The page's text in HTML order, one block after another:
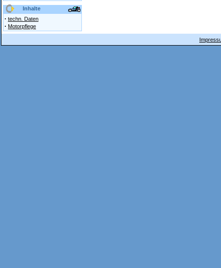
Inhalte
· techn. Daten
· Motorpflege